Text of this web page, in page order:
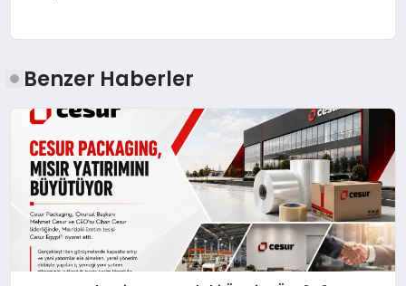
Benzer Haberler